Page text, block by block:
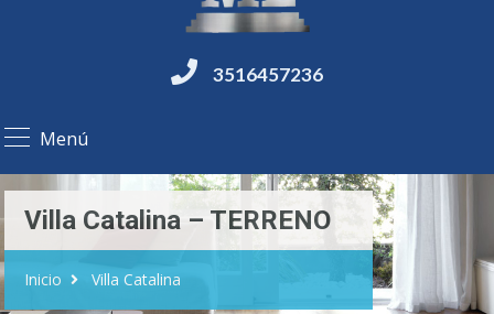
3516457236
Menú
Villa Catalina – TERRENO
Inicio Villa Catalina